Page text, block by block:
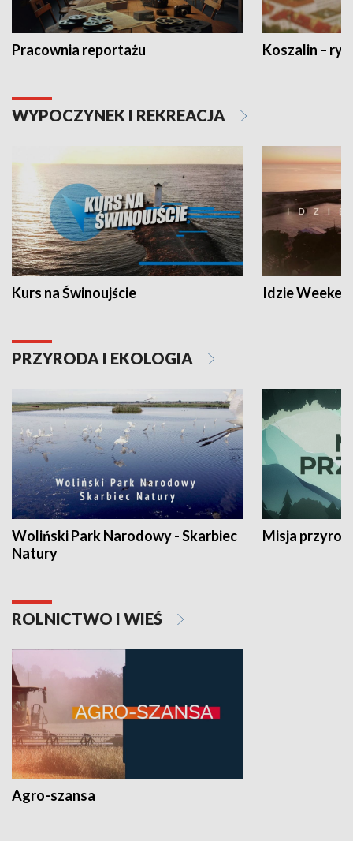
Pracownia reportażu Koszalin –
WYPOCZYNEK I REKREACJA
Kurs na Świnoujście Idzie
PRZYRODA I EKOLOGIA
Woliński Park Narodowy - Skarbiec
Natury
Misja
ROLNICTWO I WIEŚ
Agro-szansa